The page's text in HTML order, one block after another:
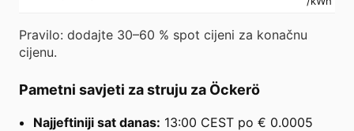
Pravilo: dodajte 30–60 % spot cijeni za konačnu
cijenu.
Pametni savjeti za struju za Öckerö
Najjeftiniji sat danas: 13:00 CEST po € 0.0005